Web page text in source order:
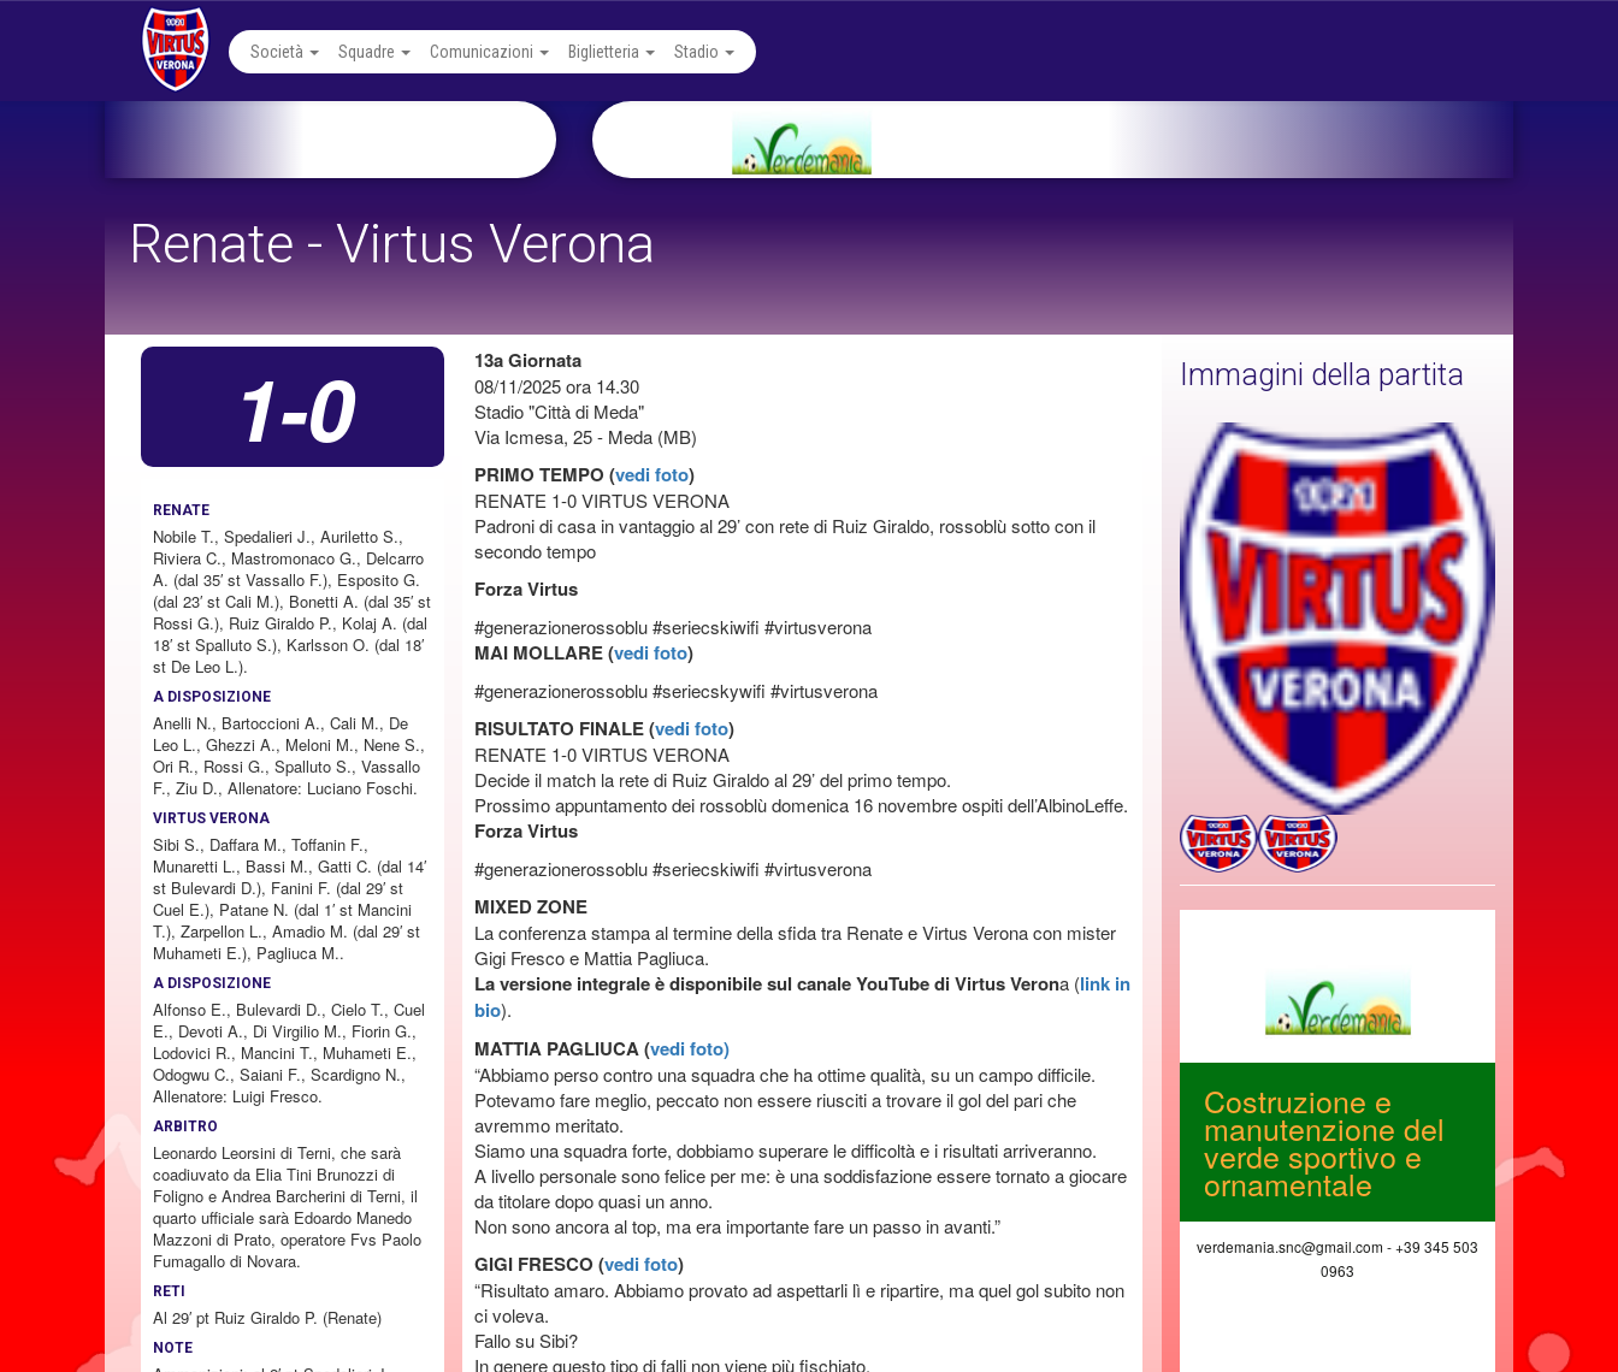
Società Squadre Comunicazioni Biglietteria Stadio
Renate - Virtus Verona
1-0
RENATE
Nobile T., Spedalieri J., Auriletto S.,
Riviera C., Mastromonaco G., Delcarro
A. (dal 35′ st Vassallo F.), Esposito G.
(dal 23′ st Cali M.), Bonetti A. (dal 35′ st
Rossi G.), Ruiz Giraldo P., Kolaj A. (dal
18′ st Spalluto S.), Karlsson O. (dal 18′
st De Leo L.).
A DISPOSIZIONE
Anelli N., Bartoccioni A., Cali M., De
Leo L., Ghezzi A., Meloni M., Nene S.,
Ori R., Rossi G., Spalluto S., Vassallo
F., Ziu D., Allenatore: Luciano Foschi.
VIRTUS VERONA
Sibi S., Daffara M., Toffanin F.,
Munaretti L., Bassi M., Gatti C. (dal 14′
st Bulevardi D.), Fanini F. (dal 29′ st
Cuel E.), Patane N. (dal 1′ st Mancini
T.), Zarpellon L., Amadio M. (dal 29′ st
Muhameti E.), Pagliuca M..
A DISPOSIZIONE
Alfonso E., Bulevardi D., Cielo T., Cuel
E., Devoti A., Di Virgilio M., Fiorin G.,
Lodovici R., Mancini T., Muhameti E.,
Odogwu C., Saiani F., Scardigno N.,
Allenatore: Luigi Fresco.
ARBITRO
Leonardo Leorsini di Terni, che sarà
coadiuvato da Elia Tini Brunozzi di
Foligno e Andrea Barcherini di Terni, il
quarto ufficiale sarà Edoardo Manedo
Mazzoni di Prato, operatore Fvs Paolo
Fumagallo di Novara.
RETI
Al 29′ pt Ruiz Giraldo P. (Renate)
NOTE
13a Giornata
08/11/2025 ora 14.30
Stadio "Città di Meda"
Via Icmesa, 25 - Meda (MB)
PRIMO TEMPO (vedi foto)
RENATE 1-0 VIRTUS VERONA
Padroni di casa in vantaggio al 29’ con rete di Ruiz Giraldo, rossoblù sotto con il
secondo tempo
Forza Virtus
#generazionerossoblu #seriecskiwifi #virtusverona
MAI MOLLARE (vedi foto)
#generazionerossoblu #seriecskywifi #virtusverona
RISULTATO FINALE (vedi foto)
RENATE 1-0 VIRTUS VERONA
Decide il match la rete di Ruiz Giraldo al 29’ del primo tempo.
Prossimo appuntamento dei rossoblù domenica 16 novembre ospiti dell’AlbinoLeffe.
Forza Virtus
#generazionerossoblu #seriecskiwifi #virtusverona
MIXED ZONE
La conferenza stampa al termine della sfida tra Renate e Virtus Verona con mister
Gigi Fresco e Mattia Pagliuca.
La versione integrale è disponibile sul canale YouTube di Virtus Verona (link in
bio).
MATTIA PAGLIUCA (vedi foto)
“Abbiamo perso contro una squadra che ha ottime qualità, su un campo difficile.
Potevamo fare meglio, peccato non essere riusciti a trovare il gol del pari che
avremmo meritato.
Siamo una squadra forte, dobbiamo superare le difficoltà e i risultati arriveranno.
A livello personale sono felice per me: è una soddisfazione essere tornato a giocare
da titolare dopo quasi un anno.
Non sono ancora al top, ma era importante fare un passo in avanti.”
GIGI FRESCO (vedi foto)
“Risultato amaro. Abbiamo provato ad aspettarli lì e ripartire, ma quel gol subito non
ci voleva.
Fallo su Sibi?
In genere questo tipo di falli non viene più fischiato.
Immagini della partita
Vendita Online
Caffè Migliori
Marche
Costruzione e
manutenzione del
verde sportivo e
ornamentale
verdemania.snc@gmail.com - +39 345 503
0963
Wifi,